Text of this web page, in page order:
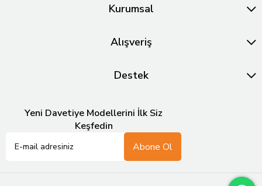
Kurumsal
Alışveriş
Destek
Yeni Davetiye Modellerini İlk Siz
Keşfedin
Abone Ol